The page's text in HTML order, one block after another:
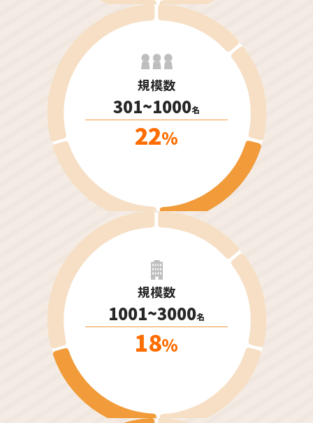
規模数
301~1000名
22%
規模数
1001~3000名
18%